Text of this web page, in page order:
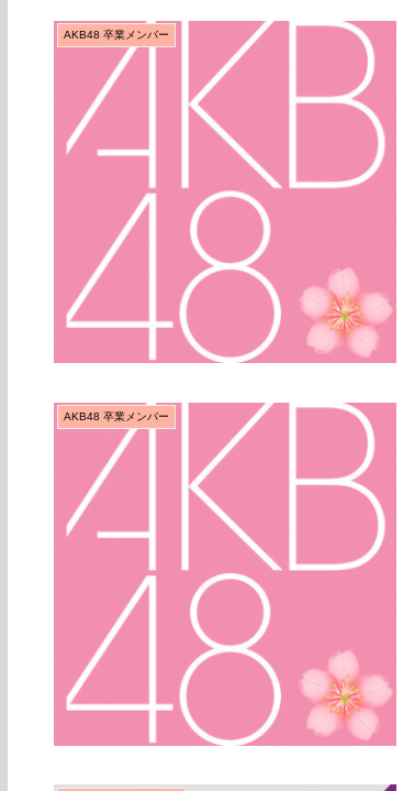
AKB48 卒業メンバー
AKB48 卒業メンバー